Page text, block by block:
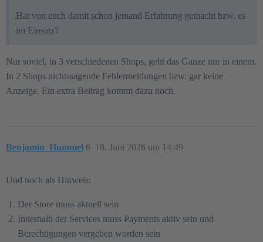
Hat von euch damit schon jemand Erfahrung gemacht bzw. es
im Einsatz?
Nur soviel, in 3 verschiedenen Shops, geht das Ganze nur in einem.
In 2 Shops nichtssagende Fehlermeldungen bzw. gar keine
Anzeige. Ein extra Beitrag kommt dazu noch.
Benjamin_Hummel 18. Juni 2026 um 14:49
6
Und noch als Hinweis:
Der Store muss aktuell sein
Innerhalb der Services muss Payments aktiv sein und
Berechtigungen vergeben worden sein